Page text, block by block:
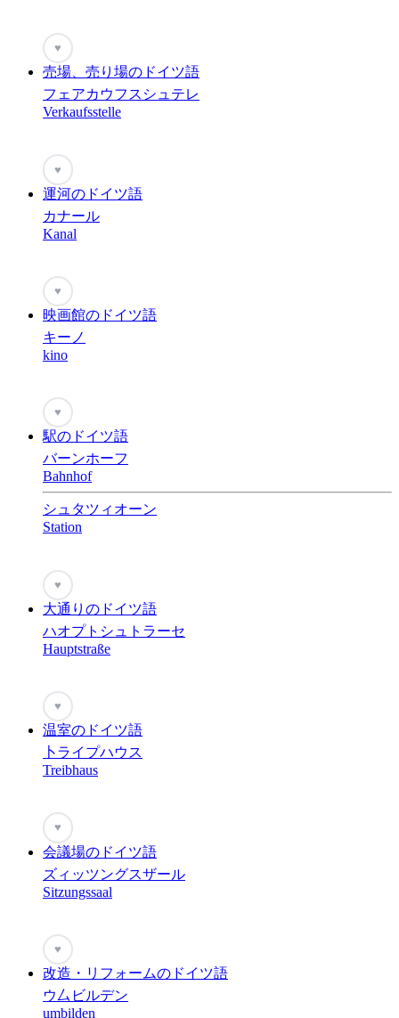
♥
売場、売り場のドイツ語
フェアカウフスシュテレ
Verkaufsstelle
♥
運河のドイツ語
カナール
Kanal
♥
映画館のドイツ語
キーノ
kino
♥
駅のドイツ語
バーンホーフ
Bahnhof
シュタツィオーン
Station
♥
大通りのドイツ語
ハオプトシュトラーセ
Hauptstraße
♥
温室のドイツ語
卜ライプハウス
Treibhaus
♥
会議場のドイツ語
ズィッツングスザール
Sitzungssaal
♥
改造・リフォームのドイツ語
ウ厶ビルデン
umbilden